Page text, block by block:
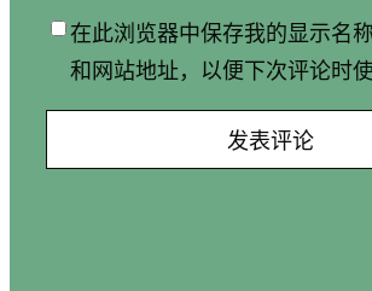
在此浏览器中保存我的显示名
和网站地址，以便下次评论时使